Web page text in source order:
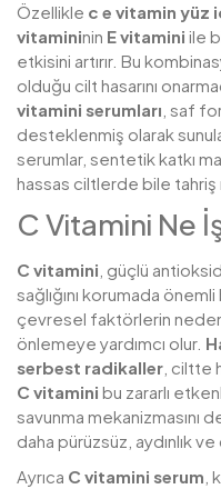
Özellikle c e vitamin yüz
vitamininin E vitamini ile
etkisini artırır. Bu
olduğu cilt hasarını
vitamini serumları , saf
desteklenmiş olarak
serumlar, sentetik katkı
hassas ciltlerde bile tahriş
C Vitamini Ne
C vitamini , güçlü
sağlığını korumada
çevresel faktörlerin neden
önlemeye yardımcı olur.
serbest radikaller , ciltte
C vitamini bu zararlı
savunma mekanizmasını
daha pürüzsüz, aydınlık
Ayrıca C vitamini serum ,